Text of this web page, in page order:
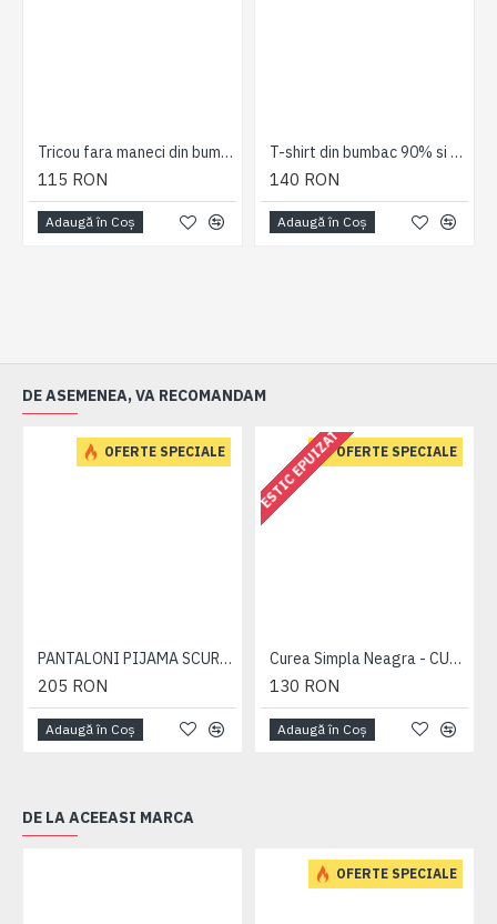
Tricou fara maneci din bumbac 60% si polyester 40% SURFING CALIFORNIA GRENA 2XL 3XL 4XL 5XL 6XL 7XL
115 RON
Adaugă în Coş
T-shirt din bumbac 90% si polyester 10% INJECTED MARL CREW NECK TURCOAZ 2XL 3XL 4XL 5XL 6XL 7XL
140 RON
Adaugă în Coş
DE ASEMENEA, VA RECOMANDAM
OFERTE SPECIALE
PANTALONI PIJAMA SCURTI BLEUMARIN – PACHET 2 BUCATI - 2XL 3XL 4XL 5XL 6XL
205 RON
Adaugă în Coş
OFERTE SPECIALE
ESTIC EPUIZAT
Curea Simpla Neagra - CUREA PLAIN NEAGRA - 2XL 3XL 4XL 5XL 6XL 7XL
130 RON
Adaugă în Coş
DE LA ACEEASI MARCA
OFERTE SPECIALE